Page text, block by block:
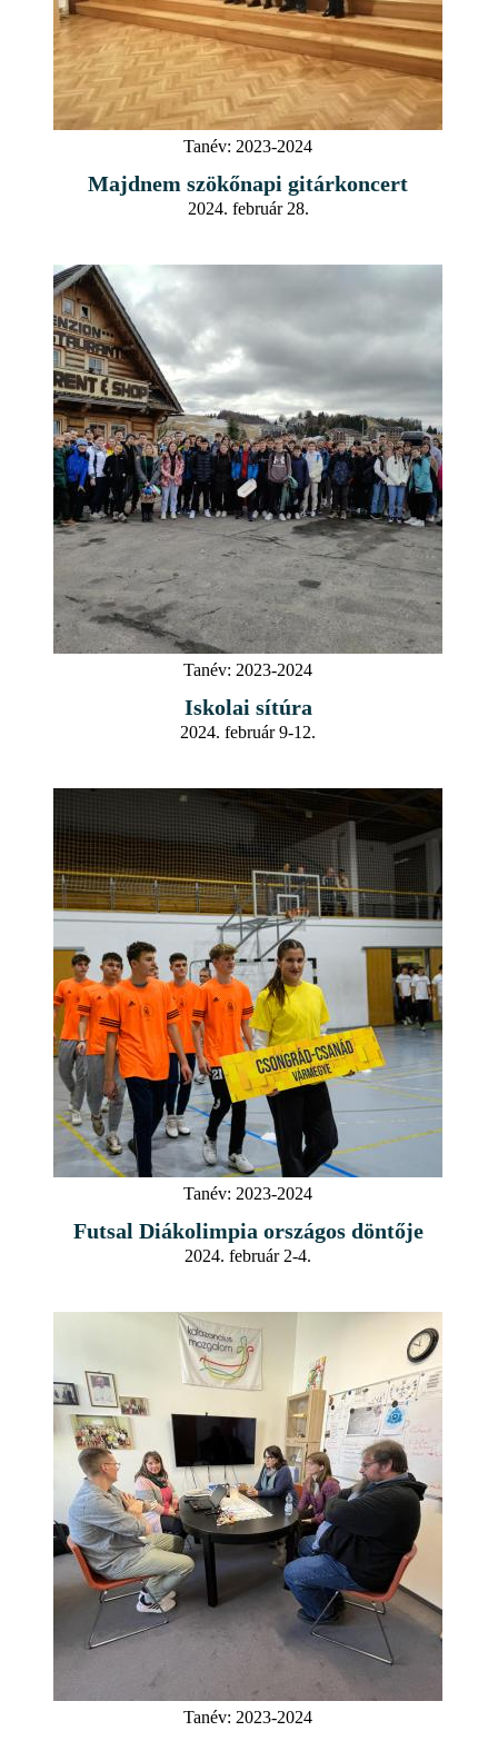
Tanév: 2023-2024
Majdnem szökőnapi gitárkoncert
2024. február 28.
Tanév: 2023-2024
Iskolai sítúra
2024. február 9-12.
Tanév: 2023-2024
Futsal Diákolimpia országos döntője
2024. február 2-4.
Tanév: 2023-2024